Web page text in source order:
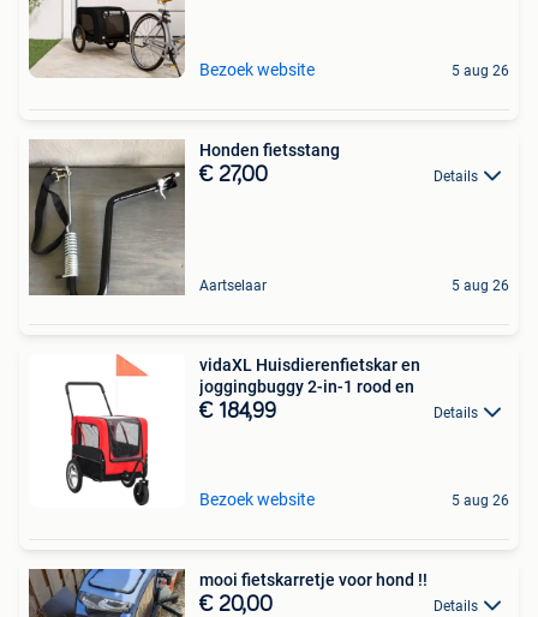
Bezoek website 5 aug 26
Honden fietsstang
€ 27,00 Details
Aartselaar 5 aug 26
vidaXL Huisdierenfietskar en
joggingbuggy 2-in-1 rood en
€ 184,99 Details
Bezoek website 5 aug 26
mooi fietskarretje voor hond !!
€ 20,00 Details